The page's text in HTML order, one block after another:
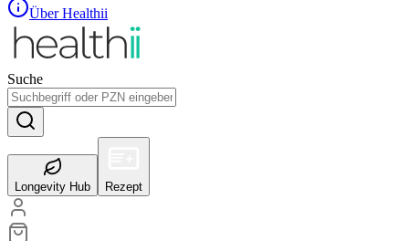
Über Healthii
Suche
Longevity Hub Rezept